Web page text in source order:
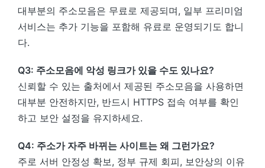
대부분의 주소모음은 무료로 제공되며, 일부 프리미엄
서비스는 추가 기능을 포함해 유료로 운영되기도 합니
다.
Q3: 주소모음에 악성 링크가 있을 수도 있나요?
신뢰할 수 있는 출처에서 제공된 주소모음을 사용하면
대부분 안전하지만, 반드시 HTTPS 접속 여부를 확인
하고 보안 설정을 유지하세요.
Q4: 주소가 자주 바뀌는 사이트는 왜 그런가요?
주로 서버 안정성 확보, 정부 규제 회피, 보안상의 이유